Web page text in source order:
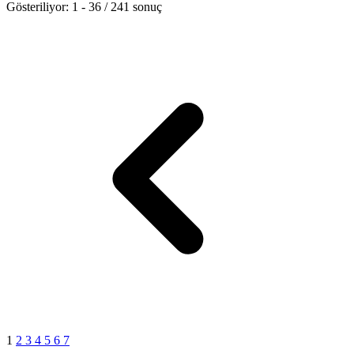
Gösteriliyor: 1 - 36 / 241 sonuç
1 2 3 4 5 6 7